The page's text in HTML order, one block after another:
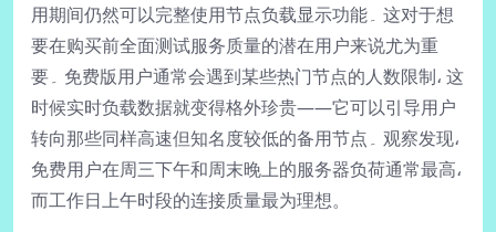
用期间仍然可以完整使用节点负载显示功能۔ 这对于想
要在购买前全面测试服务质量的潜在用户来说尤为重
要۔ 免费版用户通常会遇到某些热门节点的人数限制، 这
时候实时负载数据就变得格外珍贵——它可以引导用户
转向那些同样高速但知名度较低的备用节点۔ 观察发现،
免费用户在周三下午和周末晚上的服务器负荷通常最高،
而工作日上午时段的连接质量最为理想。